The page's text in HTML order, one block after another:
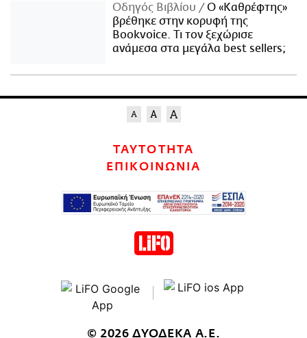
Οδηγός Βιβλίου
Ο «Καθρέφτης»
βρέθηκε στην κορυφή της
Bookvoice. Τι τον ξεχώρισε
ανάμεσα στα μεγάλα best sellers;
ΤΑΥΤΟΤΗΤΑ
ΕΠΙΚΟΙΝΩΝΙΑ
© 2026 ΔΥΟΔΕΚΑ Α.Ε.